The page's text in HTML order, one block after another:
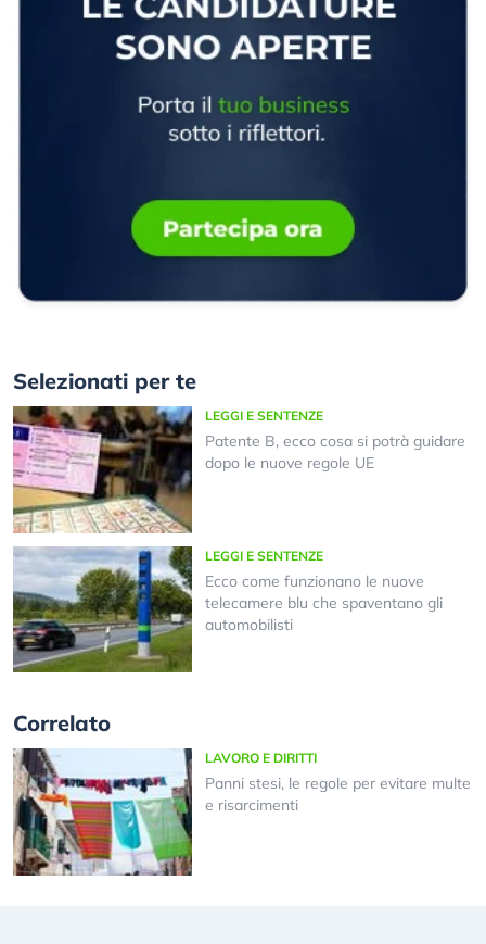
Selezionati per te
LEGGI E SENTENZE
Patente B, ecco cosa si potrà guidare
dopo le nuove regole UE
LEGGI E SENTENZE
Ecco come funzionano le nuove
telecamere blu che spaventano gli
automobilisti
Correlato
LAVORO E DIRITTI
Panni stesi, le regole per evitare multe
e risarcimenti